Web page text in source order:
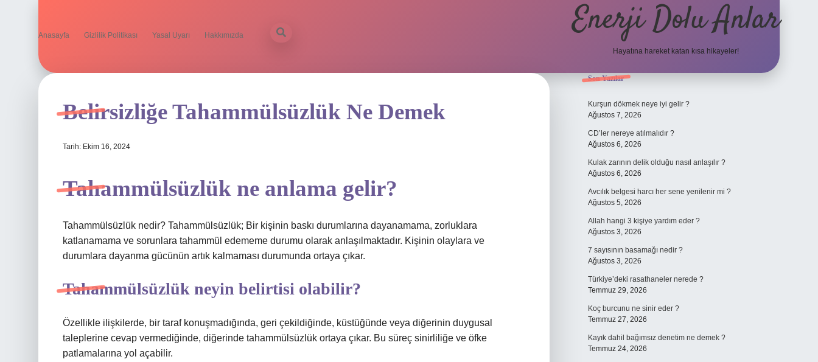
Anasayfa Gizlilik Politikası Yasal Uyarı Hakkımızda Enerji Dolu Anlar
Hayatına hareket katan kısa hikayeler!
Belirsizliğe Tahammülsüzlük Ne Demek
Tarih: Ekim 16, 2024
Tahammülsüzlük ne anlama gelir?
Tahammülsüzlük nedir? Tahammülsüzlük; Bir kişinin baskı durumlarına dayanamama, zorluklara
katlanamama ve sorunlara tahammül edememe durumu olarak anlaşılmaktadır. Kişinin olaylara ve
durumlara dayanma gücünün artık kalmaması durumunda ortaya çıkar.
Tahammülsüzlük neyin belirtisi olabilir?
Özellikle ilişkilerde, bir taraf konuşmadığında, geri çekildiğinde, küstüğünde veya diğerinin duygusal
taleplerine cevap vermediğinde, diğerinde tahammülsüzlük ortaya çıkar. Bu süreç sinirliliğe ve öfke
patlamalarına yol açabilir.
Sidebar
Son Yazılar
Kurşun dökmek neye iyi gelir ?
Ağustos 7, 2026
CD’ler nereye atılmalıdır ?
Ağustos 6, 2026
Kulak zarının delik olduğu nasıl anlaşılır ?
Ağustos 6, 2026
Avcılık belgesi harcı her sene yenilenir mi ?
Ağustos 5, 2026
Allah hangi 3 kişiye yardım eder ?
Ağustos 3, 2026
7 sayısının basamağı nedir ?
Ağustos 3, 2026
Türkiye’deki rasathaneler nerede ?
Temmuz 29, 2026
Koç burcunu ne sinir eder ?
Temmuz 27, 2026
Kayık dahil bağımsız denetim ne demek ?
Temmuz 24, 2026